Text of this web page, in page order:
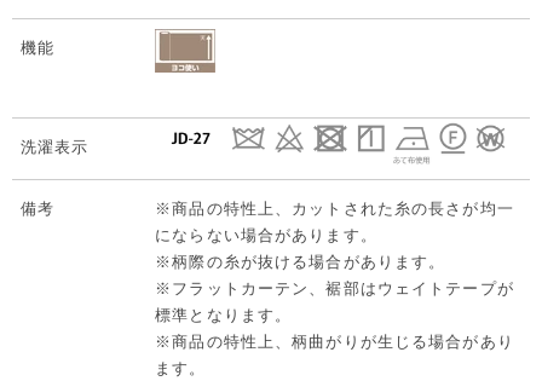
機能
洗濯表示
備考
※商品の特性上、カットされた糸の長さが均一
にならない場合があります。
※柄際の糸が抜ける場合があります。
※フラットカーテン、裾部はウェイトテープが
標準となります。
※商品の特性上、柄曲がりが生じる場合があり
ます。